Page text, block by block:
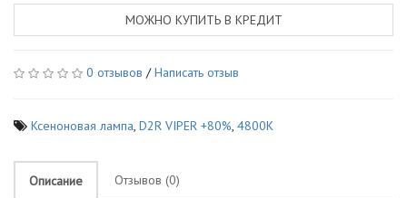
МОЖНО КУПИТЬ В КРЕДИТ
0 отзывов /Написать отзыв
Ксеноновая лампа, D2R VIPER +80%, 4800K
Описание Отзывов (0)